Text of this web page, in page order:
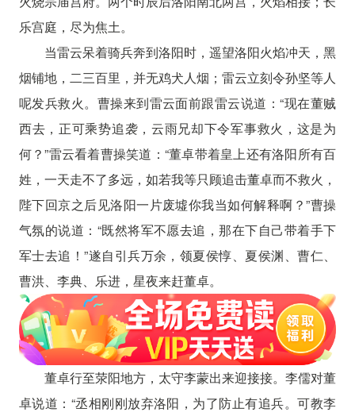
乐宫庭，尽为焦土。
当雷云呆着骑兵奔到洛阳时，遥望洛阳火焰冲天，黑
烟铺地，二三百里，并无鸡犬人烟；雷云立刻令孙坚等人
呢发兵救火。曹操来到雷云面前跟雷云说道：“现在董贼
西去，正可乘势追袭，云雨兄却下令军事救火，这是为
何？”雷云看着曹操笑道：“董卓带着皇上还有洛阳所有百
姓，一天走不了多远，如若我等只顾追击董卓而不救火，
陛下回京之后见洛阳一片废墟你我当如何解释啊？”曹操
气氛的说道：“既然将军不愿去追，那在下自己带着手下
军士去追！”遂自引兵万余，领夏侯惇、夏侯渊、曹仁、
曹洪、李典、乐进，星夜来赶董卓。
董卓行至荥阳地方，太守李蒙出来迎接接。李儒对董
卓说道：“丞相刚刚放弃洛阳，为了防止有追兵。可教李